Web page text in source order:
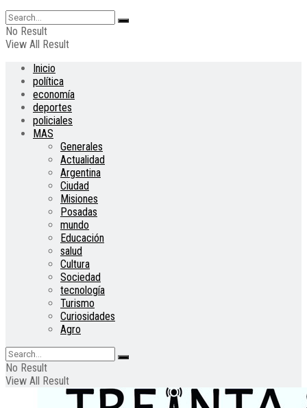
No Result
View All Result
Inicio
política
economía
deportes
policiales
MAS
Generales
Actualidad
Argentina
Ciudad
Misiones
Posadas
mundo
Educación
salud
Cultura
Sociedad
tecnología
Turismo
Curiosidades
Agro
No Result
View All Result